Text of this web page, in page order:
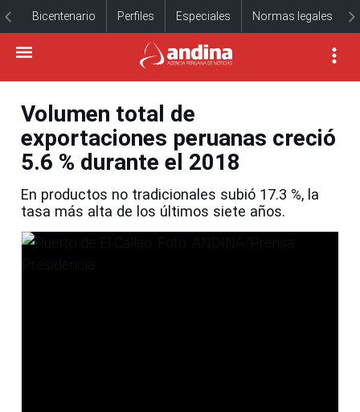
Bicentenario Perfiles Especiales Normas legales
Volumen total de
exportaciones peruanas creció
5.6 % durante el 2018
En productos no tradicionales subió 17.3 %, la
tasa más alta de los últimos siete años.